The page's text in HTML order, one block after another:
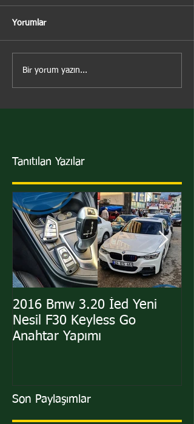
Son Paylaşımlar
Tanıtılan Yazılar
Yorumlar
Bir yorum yazın...
2016 Bmw 3.20 İed Yeni
Nesil F30 Keyless Go
Anahtar Yapımı